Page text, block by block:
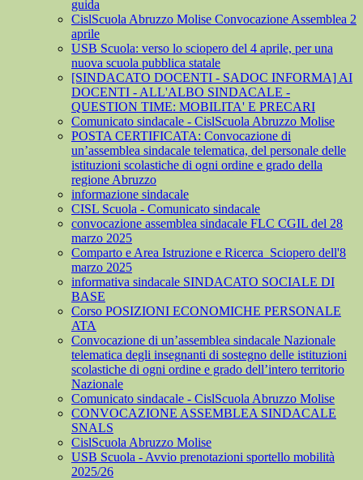
guida
CislScuola Abruzzo Molise Convocazione Assemblea 2
aprile
USB Scuola: verso lo sciopero del 4 aprile, per una
nuova scuola pubblica statale
[SINDACATO DOCENTI - SADOC INFORMA] AI
DOCENTI - ALL'ALBO SINDACALE -
QUESTION TIME: MOBILITA' E PRECARI
Comunicato sindacale - CislScuola Abruzzo Molise
POSTA CERTIFICATA: Convocazione di
un’assemblea sindacale telematica, del personale delle
istituzioni scolastiche di ogni ordine e grado della
regione Abruzzo
informazione sindacale
CISL Scuola - Comunicato sindacale
convocazione assemblea sindacale FLC CGIL del 28
marzo 2025
Comparto e Area Istruzione e Ricerca_Sciopero dell'8
marzo 2025
informativa sindacale SINDACATO SOCIALE DI
BASE
Corso POSIZIONI ECONOMICHE PERSONALE
ATA
Convocazione di un’assemblea sindacale Nazionale
telematica degli insegnanti di sostegno delle istituzioni
scolastiche di ogni ordine e grado dell’intero territorio
Nazionale
Comunicato sindacale - CislScuola Abruzzo Molise
CONVOCAZIONE ASSEMBLEA SINDACALE
SNALS
CislScuola Abruzzo Molise
USB Scuola - Avvio prenotazioni sportello mobilità
2025/26